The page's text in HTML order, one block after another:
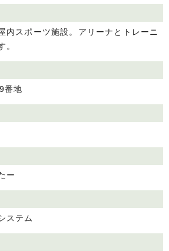
内スポーツ施設。アリーナとトレーニ
。
番地
ー
ステム